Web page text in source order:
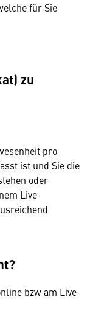
für Sie
zu
pro
ist und Sie die
oder
Live-
bzw am Live-